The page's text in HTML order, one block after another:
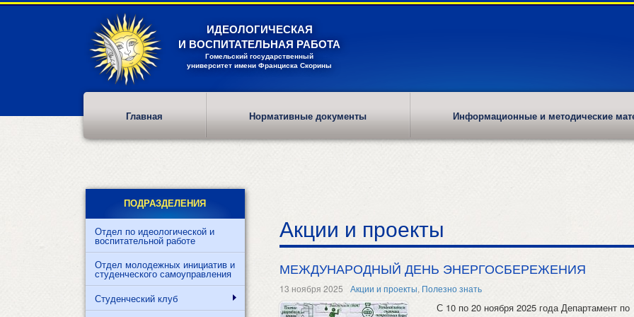
Перейти
ИДЕОЛОГИЧЕСКАЯ
И ВОСПИТАТЕЛЬНАЯ РАБОТА
Гомельский государственный
университет имени Франциска Скорины
Главная Нормативные документы Информационные и методические
ПОДРАЗДЕЛЕНИЯ
Отдел по идеологической и
воспитательной работе
Отдел молодежных инициатив и
студенческого самоуправления
Студенческий клуб
Акции и проекты
МЕЖДУНАРОДНЫЙ ДЕНЬ ЭНЕРГОСБЕРЕЖЕНИЯ
13 ноября 2025 Акции и проекты, Полезно знать
С 10 по 20 ноября 2025 года Департамент по